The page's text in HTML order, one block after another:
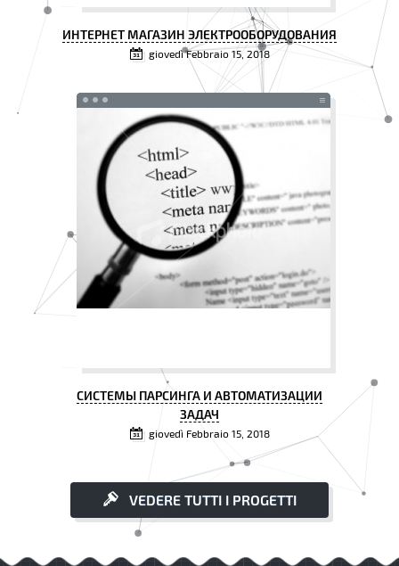
ИНТЕРНЕТ МАГАЗИН ЭЛЕКТРООБОРУДОВАНИЯ
giovedì Febbraio 15, 2018
СИСТЕМЫ ПАРСИНГА И АВТОМАТИЗАЦИИ
ЗАДАЧ
giovedì Febbraio 15, 2018
VEDERE TUTTI I PROGETTI